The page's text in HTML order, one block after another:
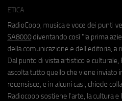
ETICA
RadioCoop, musica e voce dei punti
SA8000 diventando così "la prima
della comunicazione e dell'editoria, a
Dal punto di vista artistico e
ascolta tutto quello che viene inviato
recensisce, e in alcuni casi, chiede
Radiocoop sostiene l'arte, la cultura e